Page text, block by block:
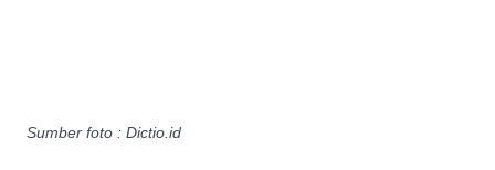
Sumber foto : Dictio.id